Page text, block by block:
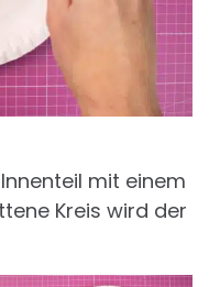
mit einem
Kreis wird der